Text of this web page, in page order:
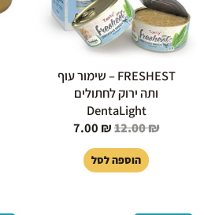
FRESHEST – שימור עוף
ותה ירוק לחתולים
DentaLight
12.00₪
7.00 ₪
הוספה לסל